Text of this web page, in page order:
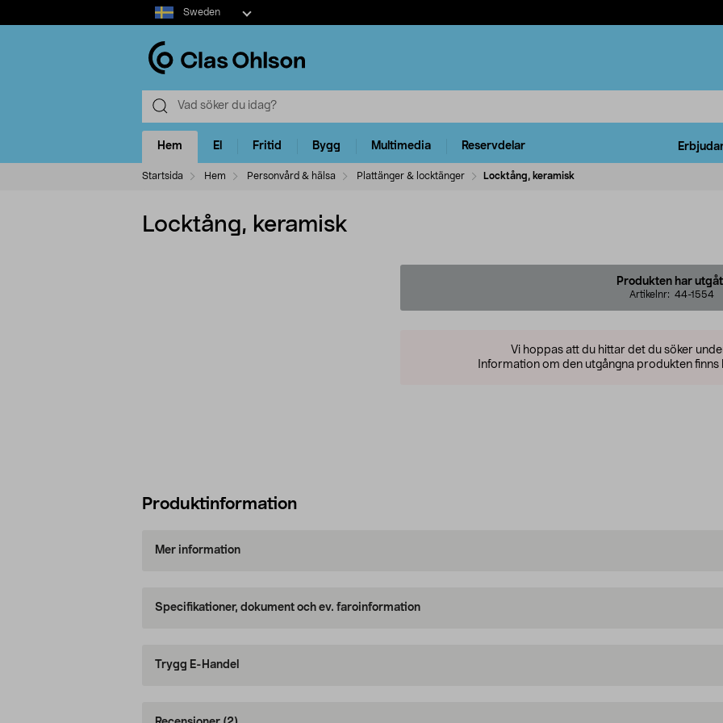
Select
market
Sweden
Hem El Fritid Bygg Multimedia Reservdelar
Startsida Hem Personvård & hälsa Plattänger & locktänger Locktång, keramisk
Locktång, keramisk
Produkten har
Artikelnr: 44-1554
Vi hoppas att du hittar det du söker
Information om den utgångna produkten finns
Produktinformation
Mer information
Specifikationer, dokument och ev. faroinformation
Trygg E-Handel